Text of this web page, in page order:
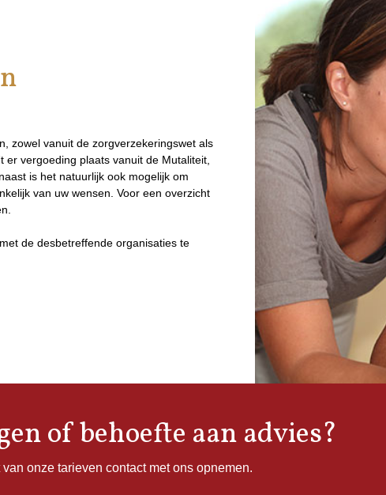
zowel vanuit de zorgverzekeringswet als
vergoeding plaats vanuit de Mutaliteit,
is het natuurlijk ook mogelijk om
van uw wensen. Voor een overzicht
de desbetreffende organisaties te
of behoefte aan advies?
onze tarieven contact met ons opnemen.